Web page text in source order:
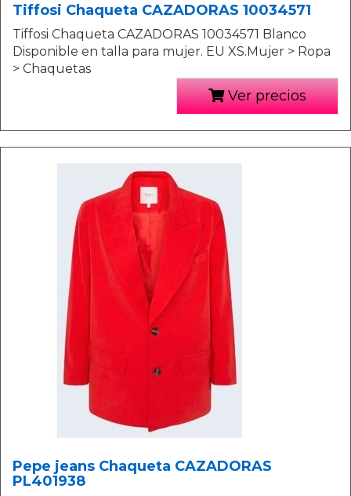
Tiffosi Chaqueta CAZADORAS 10034571
Tiffosi Chaqueta CAZADORAS 10034571 Blanco
Disponible en talla para mujer. EU XS.Mujer > Ropa
> Chaquetas
Ver precios
Pepe jeans Chaqueta CAZADORAS
PL401938